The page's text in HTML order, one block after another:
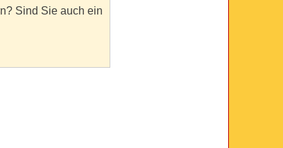
Sind Sie auch ein